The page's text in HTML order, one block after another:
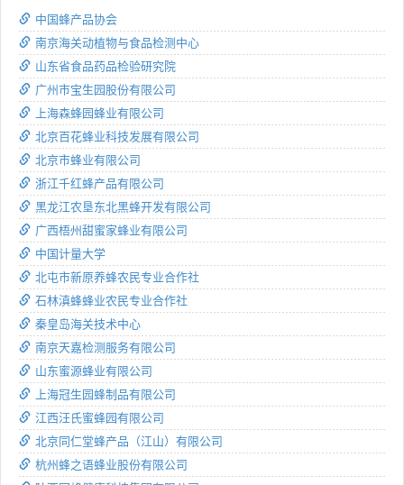
中国蜂产品协会
南京海关动植物与食品检测中心
山东省食品药品检验研究院
广州市宝生园股份有限公司
上海森蜂园蜂业有限公司
北京百花蜂业科技发展有限公司
北京市蜂业有限公司
浙江千红蜂产品有限公司
黑龙江农垦东北黑蜂开发有限公司
广西梧州甜蜜家蜂业有限公司
中国计量大学
北屯市新原养蜂农民专业合作社
石林滇蜂蜂业农民专业合作社
秦皇岛海关技术中心
南京天嘉检测服务有限公司
山东蜜源蜂业有限公司
上海冠生园蜂制品有限公司
江西汪氏蜜蜂园有限公司
北京同仁堂蜂产品（江山）有限公司
杭州蜂之语蜂业股份有限公司